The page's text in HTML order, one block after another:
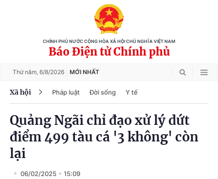
CHÍNH PHỦ NƯỚC CỘNG HÒA XÃ HỘI CHỦ NGHĨA VIỆT NAM
Báo Điện tử Chính phủ
Thứ năm, 6/8/2026 MỚI NHẤT
Xã hội Pháp luật Đời sống Y tế
Quảng Ngãi chỉ đạo xử lý dứt
điểm 499 tàu cá '3 không' còn
lại
06/02/2025 15:09